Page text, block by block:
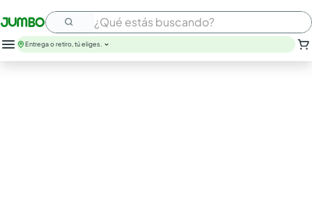
¿Qué estás buscando?
Entrega o retiro, tú eliges.